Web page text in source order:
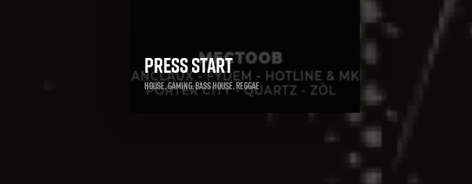
Press Start
House, Gaming, Bass House, Reggae